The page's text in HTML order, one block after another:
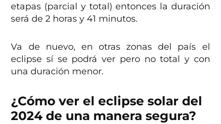
etapas (parcial y total) entonces la duración
será de 2 horas y 41 minutos.
Va de nuevo, en otras zonas del país el
eclipse sí se podrá ver pero no total y con
una duración menor.
¿Cómo ver el eclipse solar del
2024 de una manera segura?